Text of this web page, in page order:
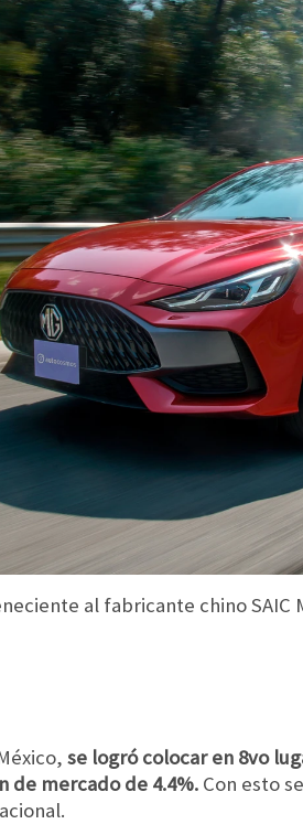
al fabricante chino SAIC
se logró colocar en 8vo
de mercado de 4.4%. Con esto